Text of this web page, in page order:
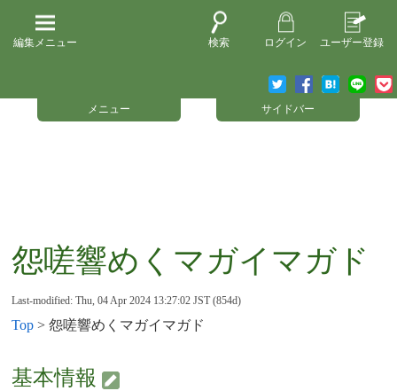
編集メニュー 検索 ログイン ユーザー登録
メニュー サイドバー
怨嗟響めくマガイマガド
Last-modified: Thu, 04 Apr 2024 13:27:02 JST (854d)
Top > 怨嗟響めくマガイマガド
基本情報